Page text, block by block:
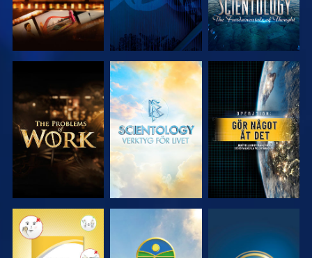
UTFORSKA
SERIEN
UTFORSKA
SERIEN
TITTA
TITTA TITTA TITTA